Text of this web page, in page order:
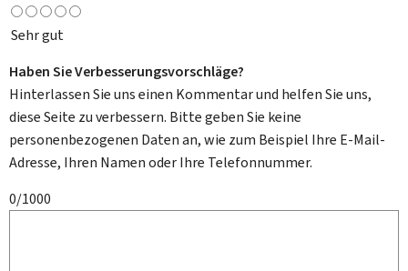
Sehr gut
Haben Sie Verbesserungsvorschläge?
Hinterlassen Sie uns einen Kommentar und helfen Sie uns,
diese Seite zu verbessern. Bitte geben Sie keine
personenbezogenen Daten an, wie zum Beispiel Ihre E-Mail-
Adresse, Ihren Namen oder Ihre Telefonnummer.
0/1000